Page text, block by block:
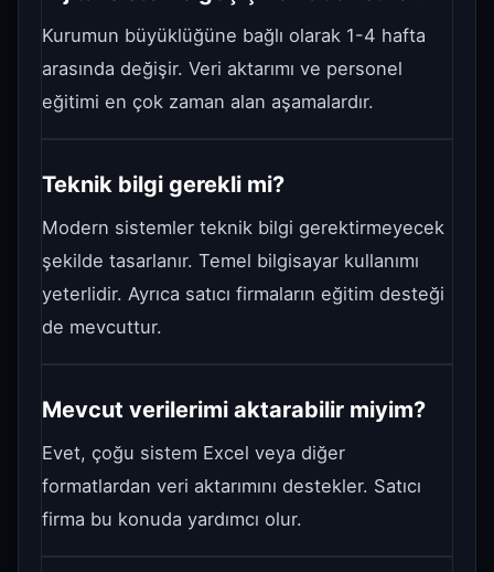
Kurumun büyüklüğüne bağlı olarak 1-4 hafta
arasında değişir. Veri aktarımı ve personel
eğitimi en çok zaman alan aşamalardır.
Teknik bilgi gerekli mi?
Modern sistemler teknik bilgi gerektirmeyecek
şekilde tasarlanır. Temel bilgisayar kullanımı
yeterlidir. Ayrıca satıcı firmaların eğitim desteği
de mevcuttur.
Mevcut verilerimi aktarabilir miyim?
Evet, çoğu sistem Excel veya diğer
formatlardan veri aktarımını destekler. Satıcı
firma bu konuda yardımcı olur.